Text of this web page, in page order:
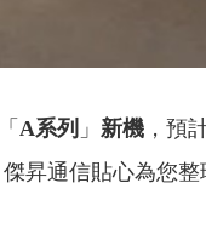
「 A系列 」 新機 ，預
傑昇通信貼心為您整